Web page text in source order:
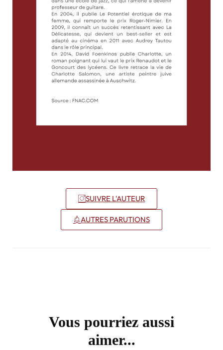
SUIVRE L'AUTEUR
AUTRES PARUTIONS
Vous pourriez aussi
aimer...